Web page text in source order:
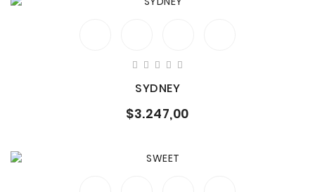
SYDNEY
$3.247,00